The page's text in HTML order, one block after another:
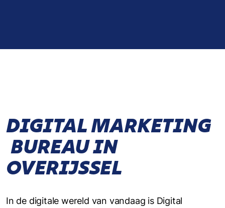
DIGITAL MARKETING
BUREAU IN
OVERIJSSEL
In de digitale wereld van vandaag is Digital